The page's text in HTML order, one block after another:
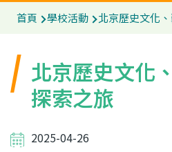
導
連
結
首頁 學校活動 北京歷史文化
北京歷史文化
探索之旅
2025-04-26